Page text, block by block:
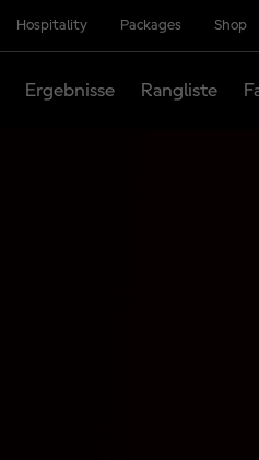
Hospitality Packages Shop
Ergebnisse Rangliste